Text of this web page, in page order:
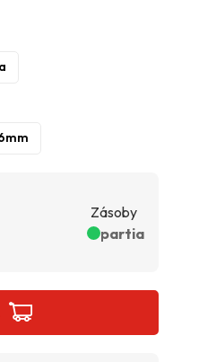
Zásoby
partia